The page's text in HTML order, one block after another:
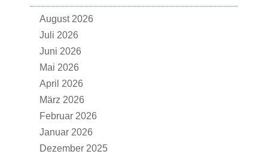
August 2026
Juli 2026
Juni 2026
Mai 2026
April 2026
März 2026
Februar 2026
Januar 2026
Dezember 2025